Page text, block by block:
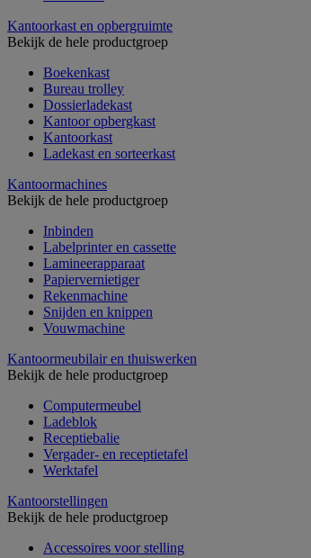
Kantoorkast en opbergruimte
Bekijk de hele productgroep
Boekenkast
Bureau trolley
Dossierladekast
Kantoor opbergkast
Kantoorkast
Ladekast en sorteerkast
Kantoormachines
Bekijk de hele productgroep
Inbinden
Labelprinter en cassette
Lamineerapparaat
Papiervernietiger
Rekenmachine
Snijden en knippen
Vouwmachine
Kantoormeubilair en thuiswerken
Bekijk de hele productgroep
Computermeubel
Ladeblok
Receptiebalie
Vergader- en receptietafel
Werktafel
Kantoorstellingen
Bekijk de hele productgroep
Accessoires voor stelling